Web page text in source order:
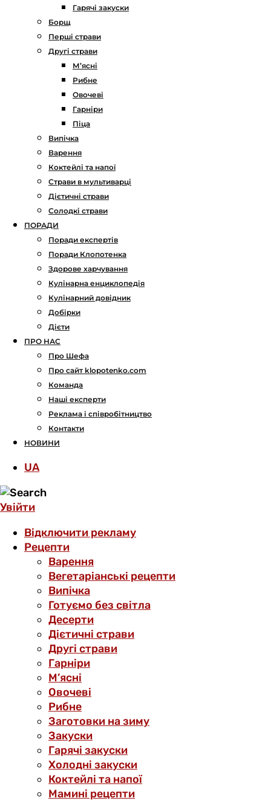
Гарячі закуски
Борщ
Перші страви
Другі страви
М’ясні
Рибне
Овочеві
Гарніри
Піца
Випічка
Варення
Коктейлі та напої
Страви в мультиварці
Дієтичні страви
Солодкі страви
ПОРАДИ
Поради експертів
Поради Клопотенка
Здорове харчування
Кулінарна енциклопедія
Кулінарний довідник
Добірки
Дієти
ПРО НАС
Про Шефа
Про сайт klopotenko.com
Команда
Наші експерти
Реклама і співробітництво
Контакти
НОВИНИ
UA
Увійти
Відключити рекламу
Рецепти
Варення
Вегетаріанські рецепти
Випічка
Готуємо без світла
Десерти
Дієтичні страви
Другі страви
Гарніри
М’ясні
Овочеві
Рибне
Заготовки на зиму
Закуски
Гарячі закуски
Холодні закуски
Коктейлі та напої
Мамині рецепти